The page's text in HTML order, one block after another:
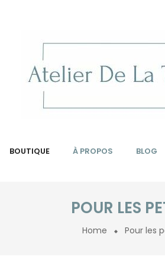
BOUTIQUE À PROPOS BLOG
POUR LES
Home Pour les